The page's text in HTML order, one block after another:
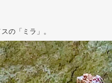
の「ミラ」。